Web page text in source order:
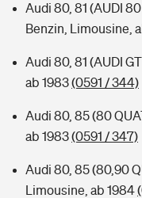
Audi 80, 81 (AUDI
Benzin, Limousine,
Audi 80, 81 (AUDI
ab 1983(0591 / 344)
Audi 80, 85 (80
ab 1983(0591 / 347)
Audi 80, 85 (80,90
Limousine, ab 1984